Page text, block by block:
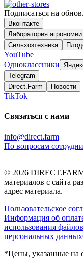
Подписаться на
Вконтакте
Лаборатория агрономии
Сельхозтехника
YouTube
Одноклассники
Telegram
Direct.Farm
Новости
TikTok
Связаться с нами
info@direct.farm
По вопросам
© 2026
материалов с сайта
адрес материала.
Пользовательское
Информация об
использования
персональных данных
*Цены, указанные на